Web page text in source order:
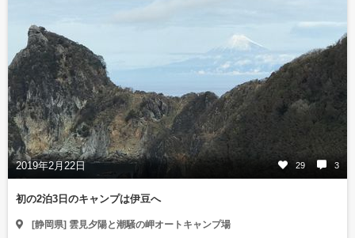
2019年2月22日 29 3
初の2泊3日のキャンプは伊豆へ
[静岡県] 雲見夕陽と潮騒の岬オートキャンプ場